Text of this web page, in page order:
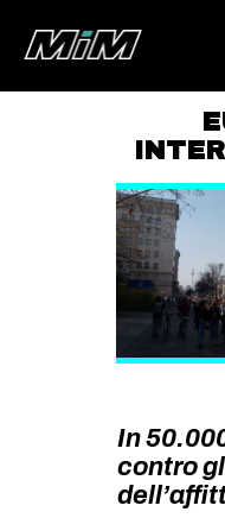
In
contro